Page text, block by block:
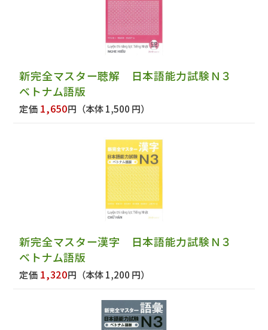
新完全マスター聴解 日本語能力試験Ｎ３
ベトナム語版
定価 1,650円 （本体 1,500 円）
新完全マスター漢字 日本語能力試験Ｎ３
ベトナム語版
定価 1,320円 （本体 1,200 円）